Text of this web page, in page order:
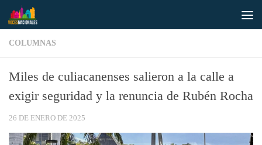
Saltar al contenido
COLUMNAS
Miles de culiacanenses salieron a la calle a
exigir seguridad y la renuncia de Rubén Rocha
26 DE ENERO DE 2025